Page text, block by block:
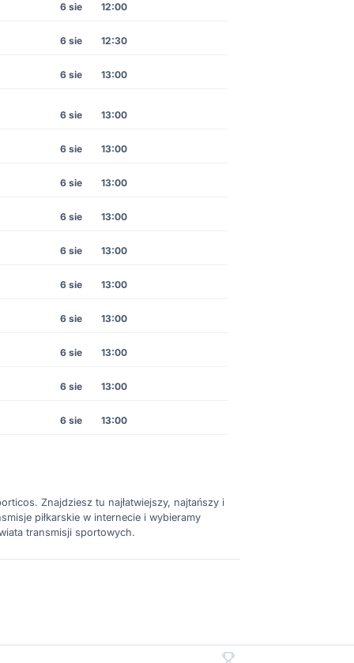
6 sie 12:00
6 sie 12:30
6 sie 13:00
6 sie 13:00
6 sie 13:00
6 sie 13:00
6 sie 13:00
6 sie 13:00
6 sie 13:00
6 sie 13:00
6 sie 13:00
6 sie 13:00
6 sie 13:00
Znajdziesz tu najłatwiejszy, najtańszy i
piłkarskie w internecie i wybieramy
transmisji sportowych.